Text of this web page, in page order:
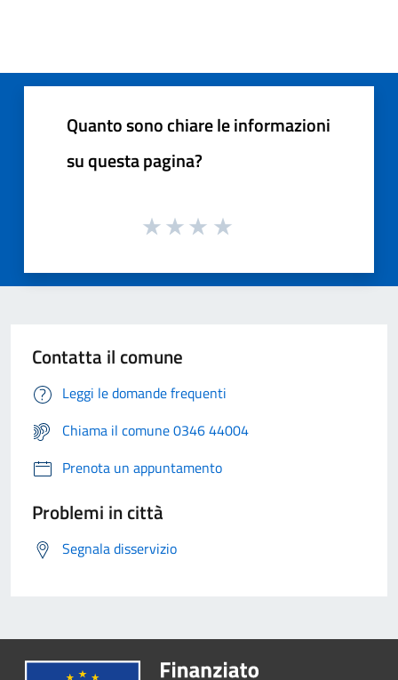
Quanto sono chiare le informazioni
su questa pagina?
Contatta il comune
Leggi le domande frequenti
Chiama il comune 0346 44004
Prenota un appuntamento
Problemi in città
Segnala disservizio